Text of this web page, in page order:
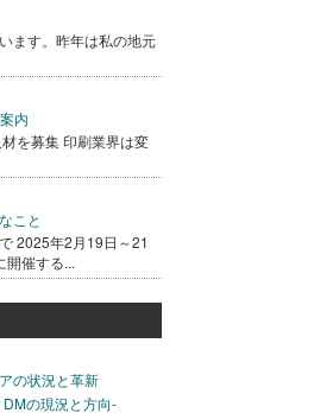
ます。昨年は私の地元
内
を募集 印刷業界は変
こと
2025年2月19日～21
開催する...
の状況と革新
の現況と方向-